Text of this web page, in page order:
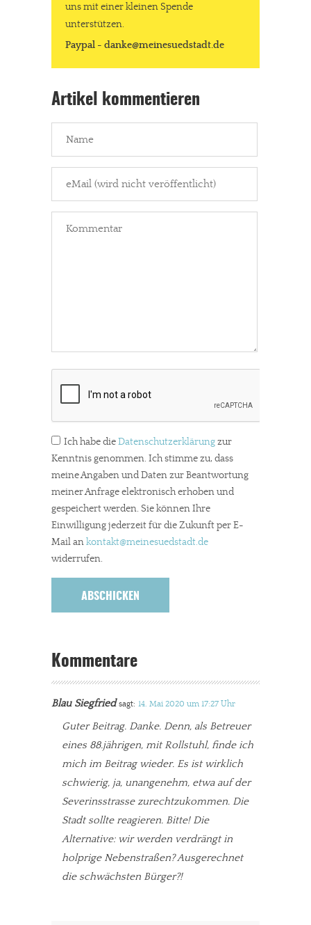
In eigener Sache
Dir gefällt unsere Arbeit?
Werbung. Beide Einnahmequellen sind in den letzten Monaten
stark zurückgegangen.
Solltest Du unsere unabhängige Berichterstattung schätzen,
Paypal - danke@meinesuedstadt.de
uns mit einer kleinen Spende
unterstützen.
Paypal - danke@meinesuedstadt.de
Artikel kommentieren
Ich habe dieDatenschutzerklärungzur
Kenntnis genommen. Ich stimme zu, dass
meine Angaben und Daten zur Beantwortung
meiner Anfrage elektronisch erhoben und
gespeichert werden. Sie können Ihre
Einwilligung jederzeit für die Zukunft per E-
Mail ankontakt@meinesuedstadt.de
widerrufen.
Kommentare
Blau Siegfried sagt: 14. Mai 2020 um 17:27 Uhr
Guter Beitrag. Danke. Denn, als Betreuer
eines 88.jährigen, mit Rollstuhl, finde ich
mich im Beitrag wieder. Es ist wirklich
schwierig, ja, unangenehm, etwa auf der
Severinsstrasse zurechtzukommen. Die
Stadt sollte reagieren. Bitte! Die
Alternative: wir werden verdrängt in
holprige Nebenstraßen? Ausgerechnet
die schwächsten Bürger?!